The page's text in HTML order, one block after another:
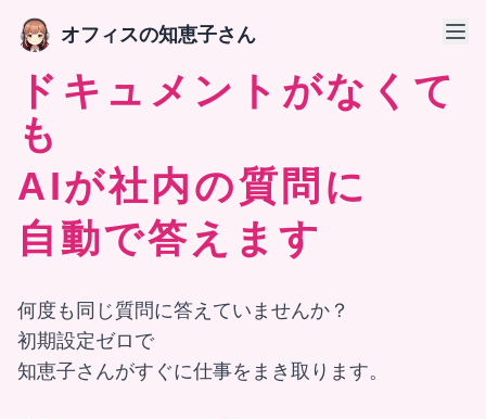
オフィスの知恵子さん
ドキュメントがなくて
も
AIが社内の質問に
自動で答えます
何度も同じ質問に答えていませんか？
初期設定ゼロで
知恵子さんがすぐに仕事をまき取ります。